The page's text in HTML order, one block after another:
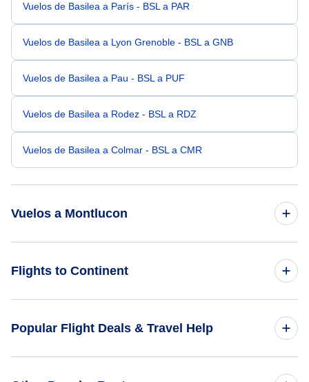
Vuelos de Basilea a París - BSL a PAR
Vuelos de Basilea a Lyon Grenoble - BSL a GNB
Vuelos de Basilea a Pau - BSL a PUF
Vuelos de Basilea a Rodez - BSL a RDZ
Vuelos de Basilea a Colmar - BSL a CMR
Vuelos a Montlucon
Vuelos de Amsterdam a Montlucon - AMS a MCU
Flights to Continent
Popular Flight Deals & Travel Help